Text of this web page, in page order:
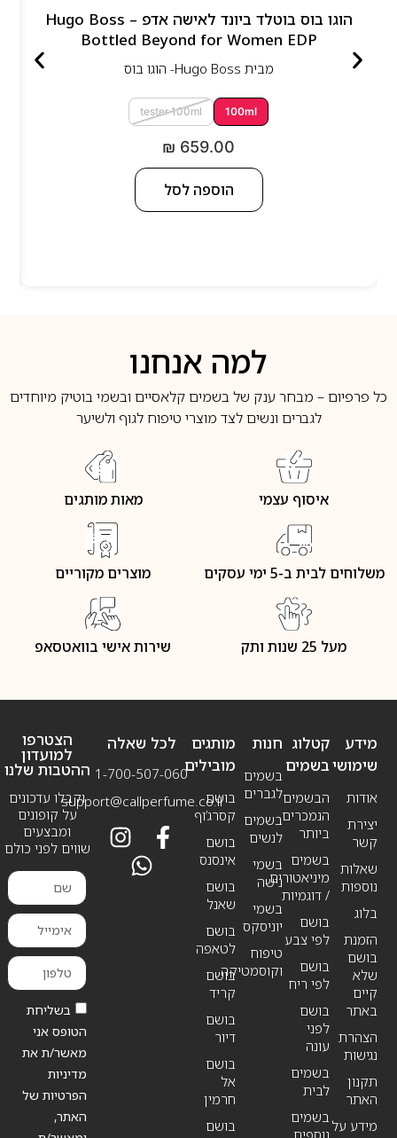
הוגו בוס בוטלד ביונד לאישה אדפ – Hugo Boss
Bottled Beyond for Women EDP
מבית Hugo Boss- הוגו בוס
100ml
tester 100ml
₪ 659.00
הוספה לסל
למה אנחנו
כל פרפיום – מבחר ענק של בשמים קלאסיים ובשמי בוטיק מיוחדים
לגברים ונשים לצד מוצרי טיפוח לגוף ולשיער
איסוף עצמי מאות מותגים
משלוחים לבית ב-5 ימי עסקים מוצרים מקוריים
מעל 25 שנות ותק שירות אישי בוואטסאפ
מידע
שימושי
אודות
יצירת
קשר
שאלות
נוספות
בלוג
הזמנת
בושם
שלא
קיים
באתר
הצהרת
נגישות
תקנון
האתר
מידע על
חנות
בשמים
לגברים
בשמים
לנשים
בשמי
נישה
בשמי
יוניסקס
טיפוח
וקוסמטיקה
קטלוג
בשמים
הבשמים
הנמכרים
ביותר
בשמים
מיניאטורים
/ דוגמיות
בושם
לפי צבע
בושם
לפי ריח
בושם
לפני
עונה
בשמים
לבית
בשמים
מותגים
מובילים
בושם
קסרג’וף
בושם
אינסנס
בושם
שאנל
בושם
לטאפה
בושם
קריד
בושם
דיור
בושם
אל
חרמין
בושם
לכל שאלה
1-700-507-060
support@callperfume.co.il
הצטרפו
למועדון
ההטבות שלנו
וקבלו עדכונים
על קופונים
ומבצעים
שווים לפני כולם
בשליחת
הטופס אני
מאשר/ת את
מדיניות
הפרטיות של
האתר,